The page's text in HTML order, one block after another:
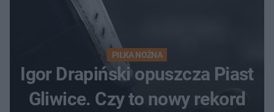
PIŁKA NOŻNA
Igor Drapiński opuszcza Piast
Gliwice. Czy to nowy rekord